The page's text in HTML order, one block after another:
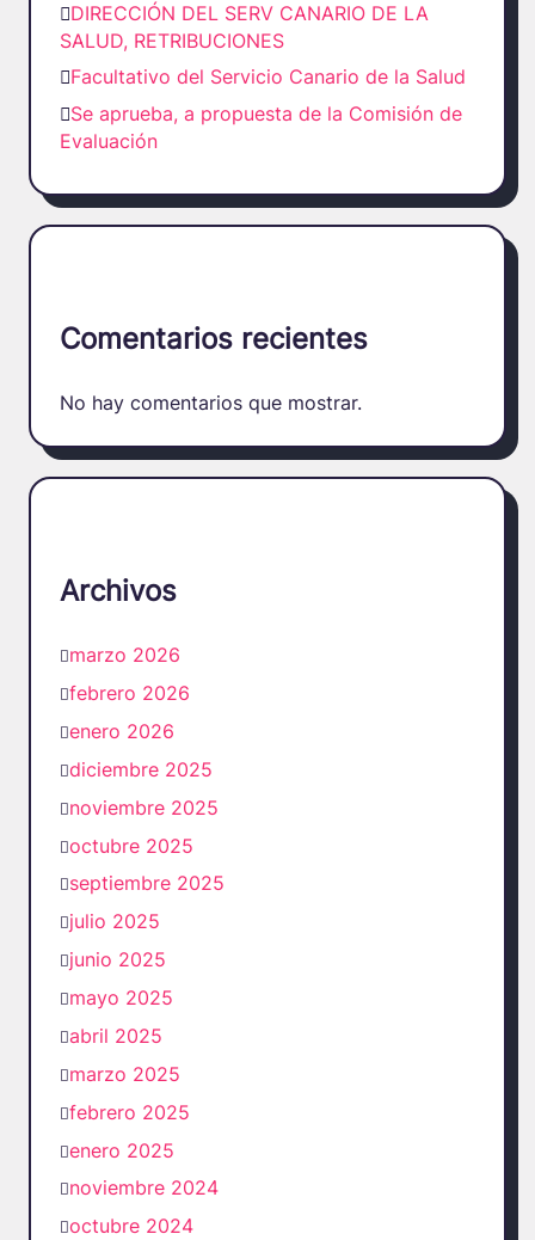
DIRECCIÓN DEL SERV CANARIO DE LA
SALUD, RETRIBUCIONES
Facultativo del Servicio Canario de la Salud
Se aprueba, a propuesta de la Comisión de
Evaluación
Comentarios recientes
No hay comentarios que mostrar.
Archivos
marzo 2026
febrero 2026
enero 2026
diciembre 2025
noviembre 2025
octubre 2025
septiembre 2025
julio 2025
junio 2025
mayo 2025
abril 2025
marzo 2025
febrero 2025
enero 2025
noviembre 2024
octubre 2024